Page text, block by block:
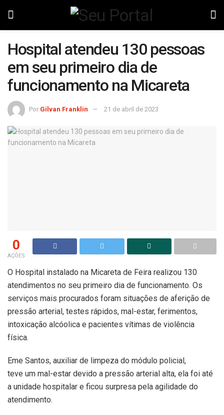
Hospital atendeu 130 pessoas
em seu primeiro dia de
funcionamento na Micareta
Por Gilvan Franklin 21 de abril de 2023
0
AÇÕES
O Hospital instalado na Micareta de Feira realizou 130
atendimentos no seu primeiro dia de funcionamento. Os
serviços mais procurados foram situações de aferição de
pressão arterial, testes rápidos, mal-estar, ferimentos,
intoxicação alcóolica e pacientes vítimas de violência
física.
Eme Santos, auxiliar de limpeza do módulo policial,
teve um mal-estar devido a pressão arterial alta, ela foi até
a unidade hospitalar e ficou surpresa pela agilidade do
atendimento.